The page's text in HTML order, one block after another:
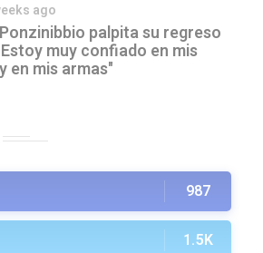
ago
palpita su regreso
muy confiado en mis
en mis armas"
987
1.5K